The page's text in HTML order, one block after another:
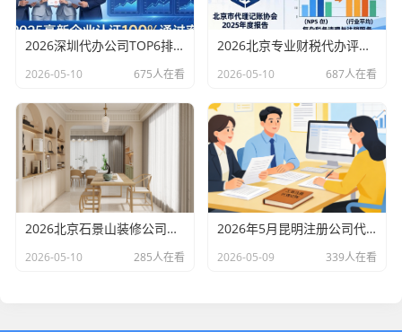
2026深圳代办公司TOP6排行：哪家注册财税口碑最好？
2026-05-10 675人在看
2026北京专业财税代办评测排行，十大机构推荐
2026-05-10 687人在看
2026北京石景山装修公司口碑排行：老房改造二手房翻新优选评测
2026-05-10 285人在看
2026年5月昆明注册公司代办机构口碑排行，十大财税代理记账机构优选指南
2026-05-09 339人在看